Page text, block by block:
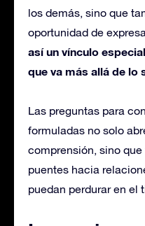
los demás, sino que
oportunidad de
así un vínculo
que va más allá de lo
Las preguntas para
formuladas no solo
comprensión, sino
puentes hacia
puedan perdurar en el